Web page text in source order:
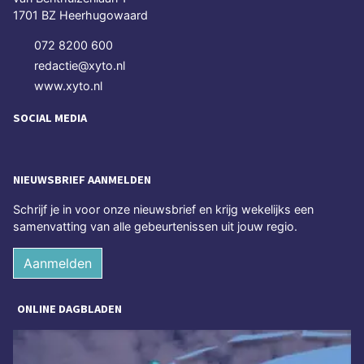
1701 BZ Heerhugowaard
072 8200 600
redactie@xyto.nl
www.xyto.nl
SOCIAL MEDIA
NIEUWSBRIEF AANMELDEN
Schrijf je in voor onze nieuwsbrief en krijg wekelijks een
samenvatting van alle gebeurtenissen uit jouw regio.
Aanmelden
ONLINE DAGBLADEN